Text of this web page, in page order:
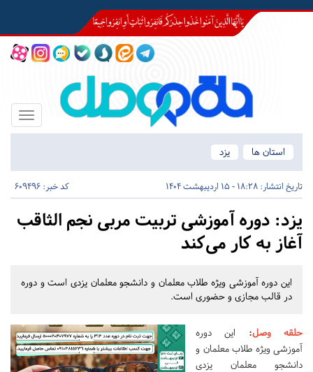
Toggle
استان ها
یزد
تاریخ انتشار: 18:28 - 15 اردیبهشت 1404 کد خبر: 609496
یزد: دوره آموزشی تربیت مربی نجم الثاقب
آغاز به کار می‌کند
این دوره آموزشی ویژه طلاب معلمان و دانشجو معلمان یزدی است و دوره
در قالب مجازی و حضوری است.
حلقه وصل: این دوره
آموزشی ویژه طلاب معلمان و
دانشجو معلمان یزدی